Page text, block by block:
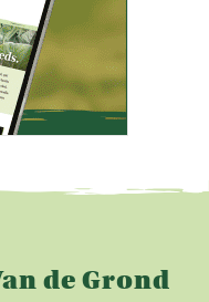
de Grond